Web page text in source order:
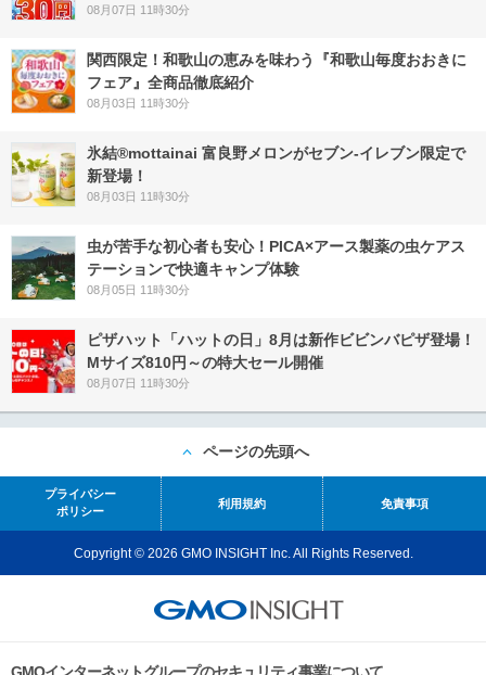
08月07日 11時30分
関西限定！和歌山の恵みを味わう『和歌山毎度おおきに
フェア』全商品徹底紹介
08月03日 11時30分
氷結®mottainai 富良野メロンがセブン‐イレブン限定で
新登場！
08月03日 11時30分
虫が苦手な初心者も安心！PICA×アース製薬の虫ケアス
テーションで快適キャンプ体験
08月05日 11時30分
ピザハット「ハットの日」8月は新作ビビンバピザ登場！
Mサイズ810円～の特大セール開催
08月07日 11時30分
ページの先頭へ
プライバシー
ポリシー
利用規約 免責事項
Copyright © 2026 GMO INSIGHT Inc. All Rights Reserved.